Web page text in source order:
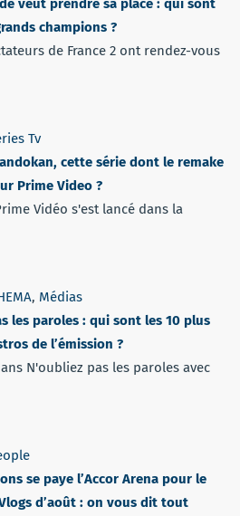
veut prendre sa place : qui sont
champions ?
de France 2 ont rendez-vous
Tv
cette série dont le remake
Prime Video ?
Vidéo s'est lancé dans la
, Médias
les paroles : qui sont les 10 plus
de l’émission ?
N'oubliez pas les paroles avec
se paye l’Accor Arena pour le
d’août : on vous dit tout